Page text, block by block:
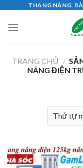
content
THANG NÂNG,
TRANG CHỦ /
NÂNG ĐIỆN